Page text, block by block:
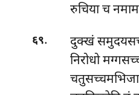
रुचिया च
६९.
दुक्खं
निरोधो